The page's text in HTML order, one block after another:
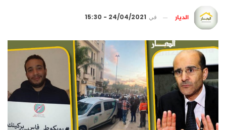
الديار في 24/04/2021 - 15:30